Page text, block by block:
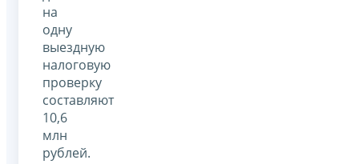
на
одну
выездную
налоговую
проверку
составляют
10,6
млн
рублей.